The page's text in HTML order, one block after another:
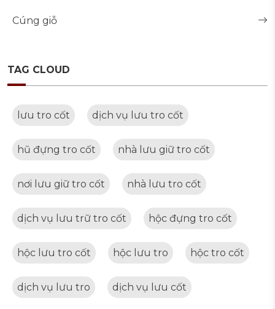
Cúng giỗ
TAG CLOUD
lưu tro cốt dịch vụ lưu tro cốt
hũ đựng tro cốt nhà lưu giữ tro cốt
nơi lưu giữ tro cốt nhà lưu tro cốt
dịch vụ lưu trữ tro cốt hộc đựng tro cốt
hộc lưu tro cốt hộc lưu tro hộc tro cốt
dịch vụ lưu tro dịch vụ lưu cốt